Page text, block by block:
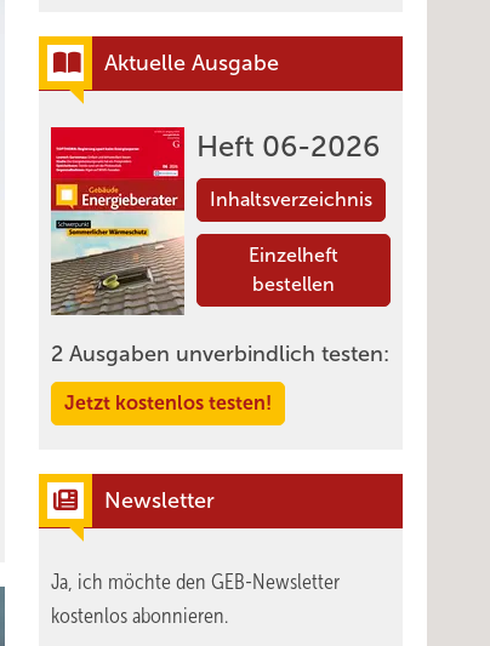
Aktuelle Ausgabe
Heft 06-2026
Inhaltsverzeichnis
Einzelheft
bestellen
2 Ausgaben unverbindlich testen:
Jetzt kostenlos testen!
Newsletter
Ja, ich möchte den GEB-Newsletter
kostenlos abonnieren.